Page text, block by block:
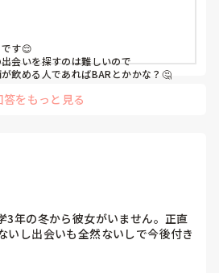
す😌
会いを探すのは難しいので
飲める人であればBARとかかな？🤔
答をもっと見る
3年の冬から彼女がいません。正直
いし出会いも全然ないしで今後付き
さんどのようにして出会いを確保さ